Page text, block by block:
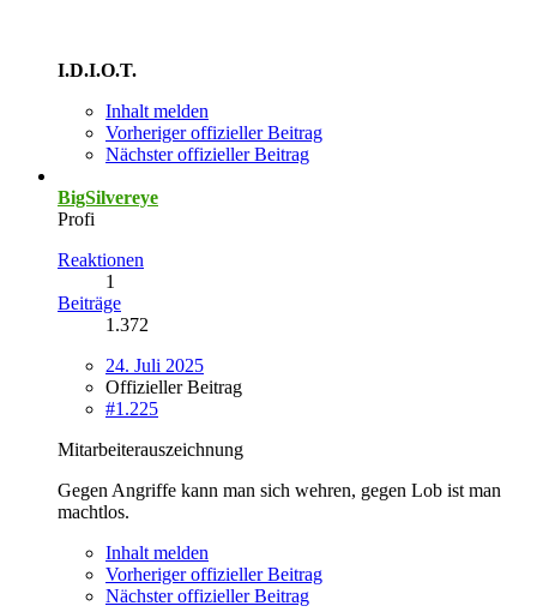
I.D.I.O.T.
Inhalt melden
Vorheriger offizieller Beitrag
Nächster offizieller Beitrag
BigSilvereye
Profi
Reaktionen
1
Beiträge
1.372
24. Juli 2025
Offizieller Beitrag
#1.225
Mitarbeiterauszeichnung
Gegen Angriffe kann man sich wehren, gegen Lob ist man
machtlos.
Inhalt melden
Vorheriger offizieller Beitrag
Nächster offizieller Beitrag